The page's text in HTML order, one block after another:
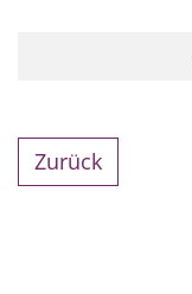
Zurück